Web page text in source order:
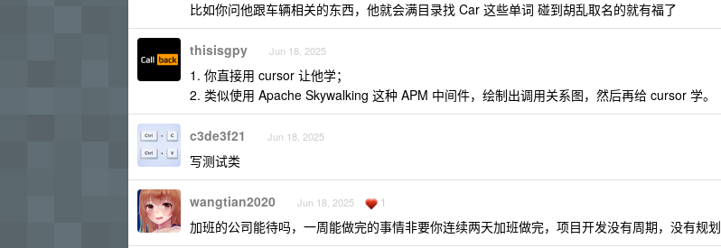
比如你问他跟车辆相关的东西，他就会满目录找 Car 这些单词 碰到胡乱取名的就有福了
thisisgpy Jun 18, 2025
1. 你直接用 cursor 让他学；
2. 类似使用 Apache Skywalking 这种 APM 中间件，绘制出调用关系图，然后再给 cursor 学。
c3de3f21 Jun 18, 2025
写测试类
wangtian2020 Jun 18, 2025 1
加班的公司能待吗，一周能做完的事情非要你连续两天加班做完，项目开发没有周期，没有规划